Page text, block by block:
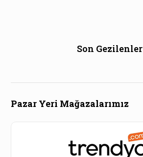
Son Gezilenler
Pazar Yeri Mağazalarımız